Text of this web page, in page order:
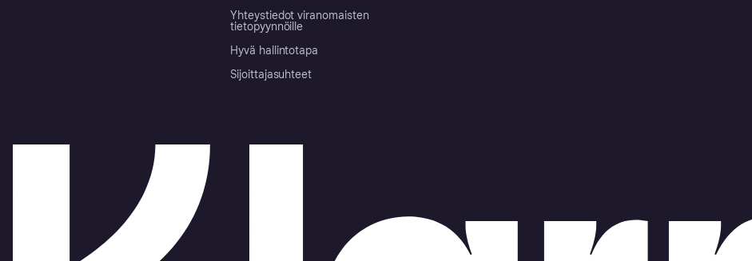
Yhteystiedot viranomaisten
tietopyynnöille
Hyvä hallintotapa
Sijoittajasuhteet